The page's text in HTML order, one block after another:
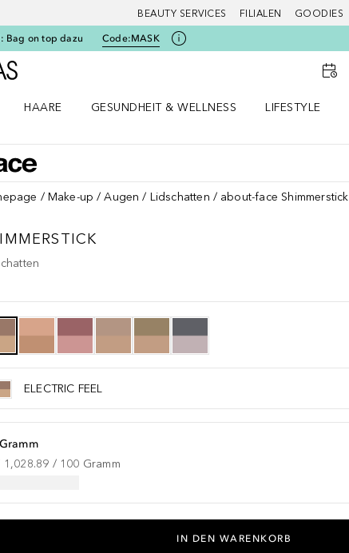
BEAUTY SERVICES FILIALEN GOODIES
Bag on top dazu Code:MASK
Zur Douglas Startseite
HAARE
GESUNDHEIT & WELLNESS
LIFESTYLE
Make-up Augen Lidschatten about-face Shimmerstick
ELECTRIC FEEL
1,028.89 / 100 Gramm
IN DEN WARENKORB